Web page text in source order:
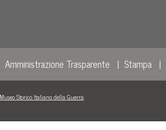
Amministrazione Trasparente Stampa
Museo Storico Italiano della Guerra.